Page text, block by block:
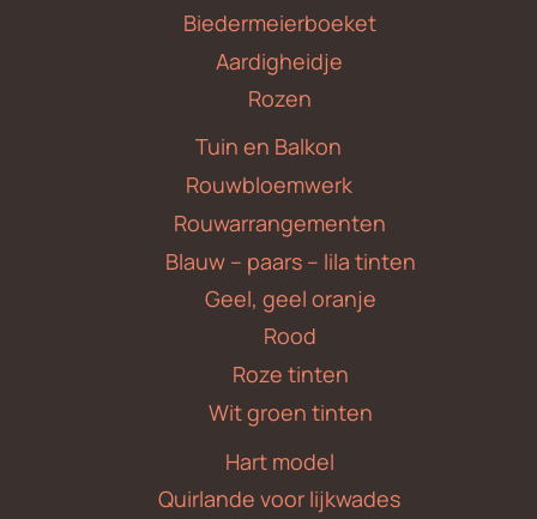
Biedermeierboeket
Aardigheidje
Rozen
Tuin en Balkon
Rouwbloemwerk
Rouwarrangementen
Blauw – paars – lila tinten
Geel, geel oranje
Rood
Roze tinten
Wit groen tinten
Hart model
Quirlande voor lijkwades